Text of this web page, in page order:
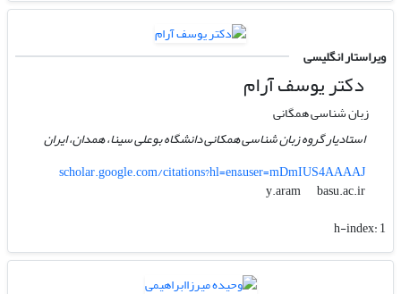
ویراستار انگلیسی
دکتر یوسف آرام
زبان شناسی همگانی
استادیار گروه زبان شناسی همکانی دانشگاه بوعلی سینا، همدان، ایران
scholar.google.com/citations?hl=en&user=mDmIUS4AAAAJ
y.aram
basu.ac.ir
h-index:1